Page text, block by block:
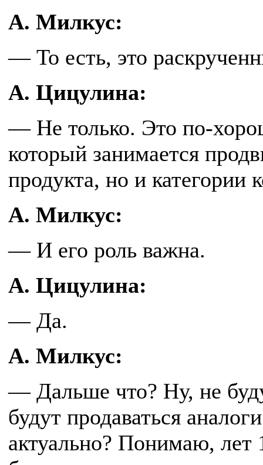
А. Милкус:
— То есть, это
А. Цицулина:
— Не только. Это по-
который занимается
продукта, но и категории
А. Милкус:
— И его роль важна.
А. Цицулина:
— Да.
А. Милкус:
— Дальше что? Ну, не
будут продаваться
актуально? Понимаю, лет